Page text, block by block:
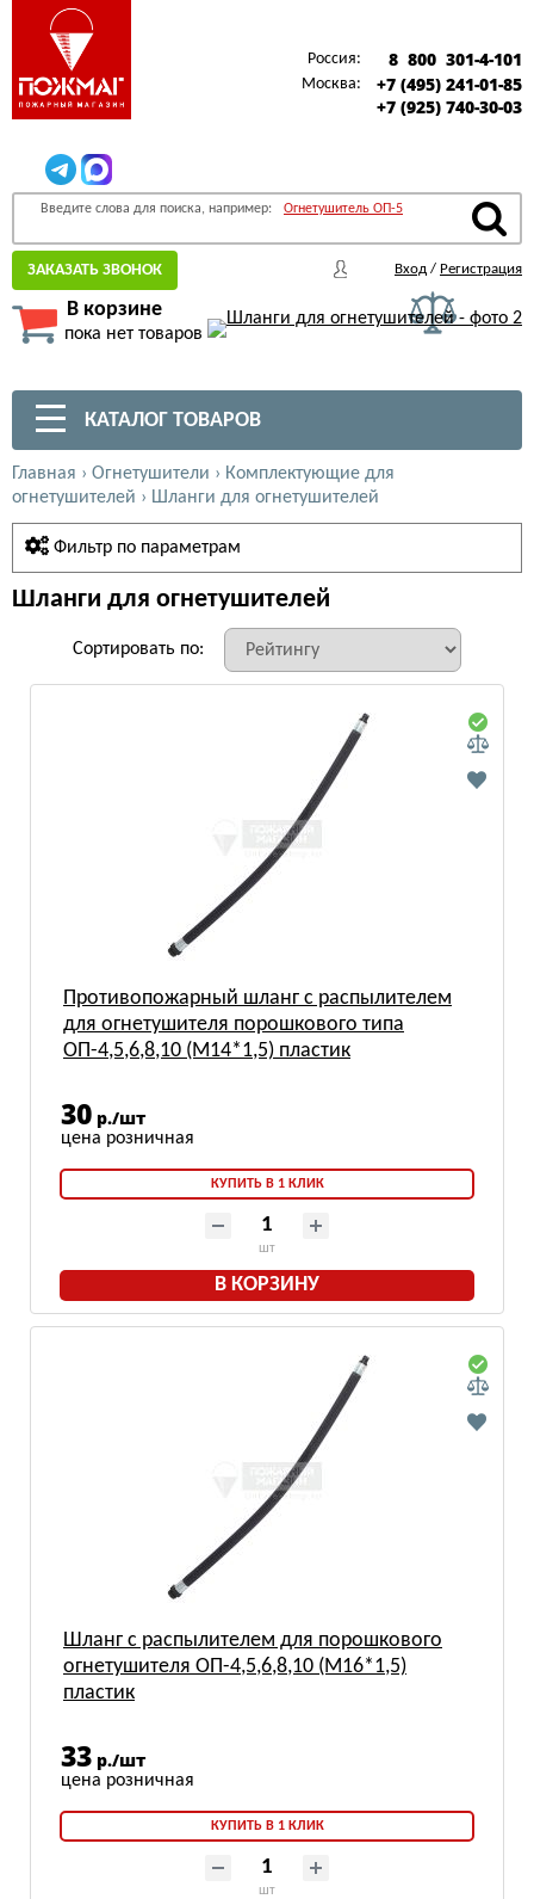
Россия: 8 800 301-4-101
Москва:
+7 (495) 241-01-85
+7 (925) 740-30-03
Введите слова для поиска, например: Огнетушитель ОП-5
ЗАКАЗАТЬ ЗВОНОК Вход / Регистрация
В корзине
пока нет товаров
КАТАЛОГ ТОВАРОВ
Главная › Огнетушители › Комплектующие для
огнетушителей › Шланги для огнетушителей
Фильтр по параметрам
Шланги для огнетушителей
Сортировать по:
Противопожарный шланг с распылителем
для огнетушителя порошкового типа
ОП-4,5,6,8,10 (М14*1,5) пластик
30 р./шт
КУПИТЬ В 1 КЛИК
шт
В КОРЗИНУ
Шланг с распылителем для порошкового
огнетушителя ОП-4,5,6,8,10 (М16*1,5)
пластик
33 р./шт
КУПИТЬ В 1 КЛИК
шт